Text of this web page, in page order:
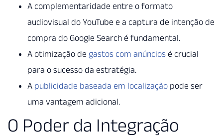
A complementaridade entre o formato
audiovisual do YouTube e a captura de intenção de
compra do Google Search é fundamental.
A otimização de gastos com anúncios é crucial
para o sucesso da estratégia.
A publicidade baseada em localização pode ser
uma vantagem adicional.
O Poder da Integração